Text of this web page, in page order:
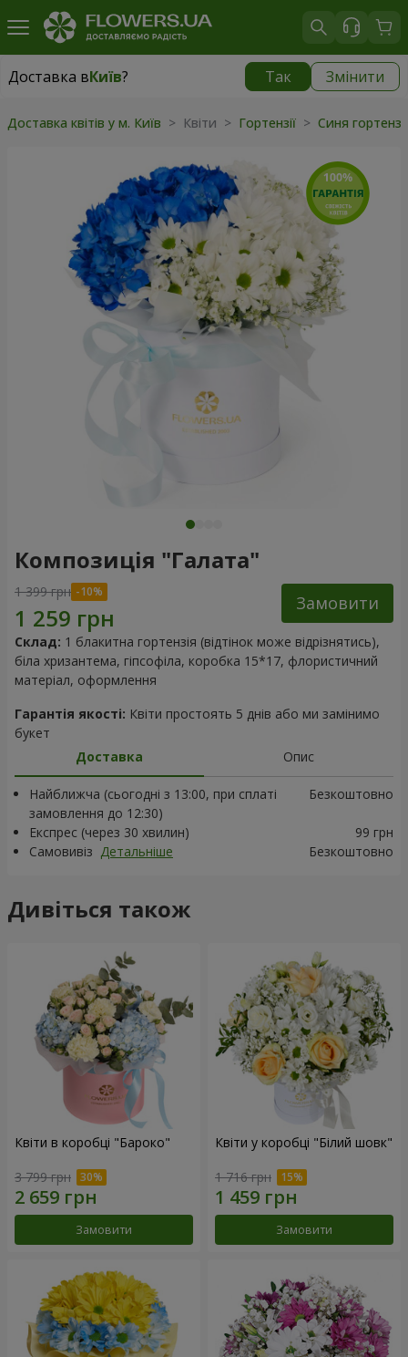
Доставка вКиїв? Так Змінити
Доставка вКиїв
Доставка квітів у м. Київ > Квіти > Гортензії > Синя
Композиція "Галата"
1 399 грн
Замовити
Склад: 1 блакитна гортензія (відтінок може відрізнятись),
біла хризантема, гіпсофіла, коробка 15*17, флористичний
матеріал, оформлення
Гарантія якості: Квіти простоять 5 днів або ми замінимо
букет
Доставка
Опис
Найближча (сьогодні з 13:00, при сплаті
замовлення до 12:30)
Безкоштовно
Експрес (через 30 хвилин)
99 грн
Самовивіз Детальніше Безкоштовно
Дивіться також
Квіти в коробці "Бароко"
3 799 грн
Замовити
Квіти у коробці "Білий шовк"
1 716 грн
Замовити